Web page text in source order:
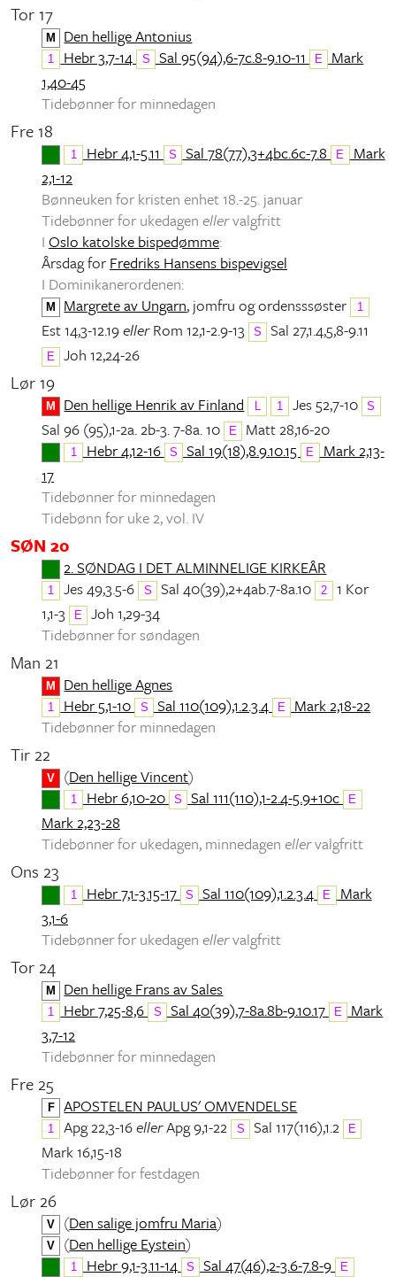
Tor 17
M Den hellige Antonius
1 Hebr 3,7-14 S Sal 95(94),6-7c.8-9.10-11 E
Mark
1,40-45
Tidebønner for minnedagen
Fre 18
1 Hebr 4,1-5.11 S Sal 78(77),3+4bc.6c-7.8 E Mark
2,1-12
Bønneuken for kristen enhet 18.-25. januar
Tidebønner for ukedagen ellervalgfritt
I Oslo katolske bispedømme:
Årsdag forFredriks Hansens bispevigsel
I Dominikanerordenen:
M Margrete av Ungarn, jomfru og ordensssøster 1
Est 14,3-12.19ellerRom 12,1-2.9-13 S Sal 27,1.4,5,8-9.11
E Joh 12,24-26
Lør 19
M Den hellige Henrik av Finland L 1 Jes 52,7-10 S
Sal 96 (95),1-2a. 2b-3. 7-8a. 10 E Matt 28,16-20
1 Hebr 4,12-16 S Sal 19(18),8.9.10.15 E Mark 2,13-
17
Tidebønner for minnedagen
Tidebønn for uke 2, vol. IV
SØN 20
2. SØNDAG I DET ALMINNELIGE KIRKEÅR
1 Jes 49,3.5-6 S Sal 40(39),2+4ab.7-8a.10 2
1 Kor
1,1-3
E
Joh 1,29-34
Tidebønner for søndagen
Man 21
M Den hellige Agnes
1 Hebr 5,1-10 S Sal 110(109),1.2.3.4 E
Mark 2,18-22
Tidebønner for minnedagen
Tir 22
V (Den hellige Vincent)
1 Hebr 6,10-20 S Sal 111(110),1-2.4-5.9+10c E
Mark 2,23-28
Tidebønner for ukedagen, minnedagen ellervalgfritt
Ons 23
1 Hebr 7,1-3.15-17 S Sal 110(109),1.2.3.4 E Mark
3,1-6
Tidebønner for ukedagen ellervalgfritt
Tor 24
M Den hellige Frans av Sales
1 Hebr 7,25-8,6 S Sal 40(39),7-8a.8b-9.10.17 E
Mark
3,7-12
Tidebønner for minnedagen
Fre 25
F APOSTELEN PAULUS' OMVENDELSE
1 Apg 22,3-16ellerApg 9,1-22 S Sal 117(116),1.2 E
Mark 16,15-18
Tidebønner for festdagen
Lør 26
V (Den salige jomfru Maria)
V (Den hellige Eystein)
1 Hebr 9,1-3.11-14 S Sal 47(46),2-3.6-7.8-9 E